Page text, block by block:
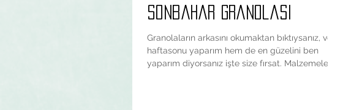
Sonbahar Granolasi
Granolaların arkasını okumaktan bıktıysanız, ve
haftasonu yaparım hem de en güzelini ben
yaparım diyorsanız işte size fırsat. Malzemeler :...